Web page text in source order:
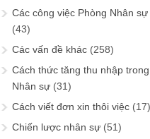
Các công việc Phòng Nhân sự
(43)
Các vấn đề khác (258)
Cách thức tăng thu nhập
Nhân sự (31)
Cách viết đơn xin thôi việc (17)
Chiến lược nhân sự (51)